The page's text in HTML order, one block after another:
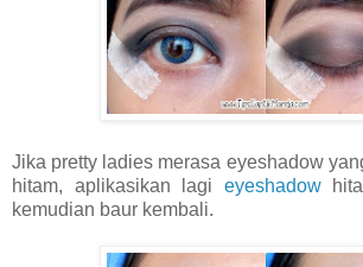
Jika pretty ladies merasa eyeshadow
hitam, aplikasikan lagi eyeshadow
kemudian baur kembali.